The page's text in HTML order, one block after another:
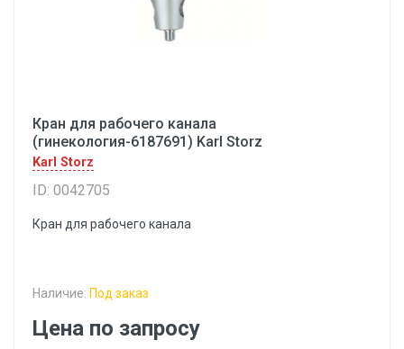
Кран для рабочего канала
(гинекология-6187691) Karl Storz
Karl Storz
ID: 0042705
Кран для рабочего канала
Наличие: Под заказ
Цена по запросу